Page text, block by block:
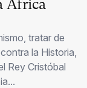
África
tratar de
la Historia,
Rey Cristóbal